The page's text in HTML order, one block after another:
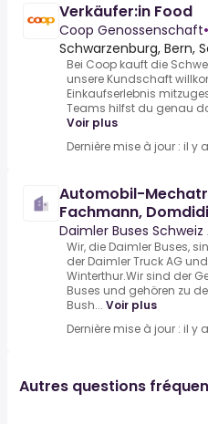
Verkäufer:in Food
Coop Genossenschaft•
Schwarzenburg, Bern,
Bei Coop kauft die
unsere Kundschaft
Einkaufserlebnis
Teams hilfst du genau
Voir plus
Dernière mise à jour : il y
Automobil-
Fachmann,
Daimler Buses Schweiz
Wir, die Daimler Buses,
der Daimler Truck AG
Winterthur.Wir sind der
Buses und gehören zu
Bush... Voir plus
Dernière mise à jour : il y
Autres questions